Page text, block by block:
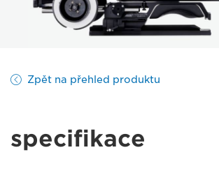
Zpět na přehled produktu
specifikace